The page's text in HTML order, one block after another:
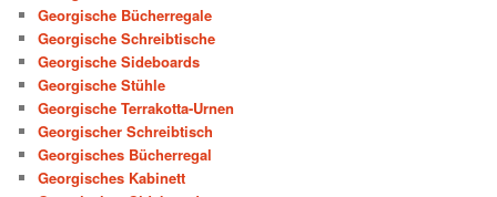
Georgische Bücherregale
Georgische Schreibtische
Georgische Sideboards
Georgische Stühle
Georgische Terrakotta-Urnen
Georgischer Schreibtisch
Georgisches Bücherregal
Georgisches Kabinett